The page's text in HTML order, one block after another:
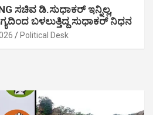
ಸಚಿವ ಡಿ.ಸುಧಾಕರ್ ಇನ್ನಿಲ್ಲ,
ಬಳಲುತ್ತಿದ್ದ ಸುಧಾಕರ್ ನಿಧನ
Political Desk